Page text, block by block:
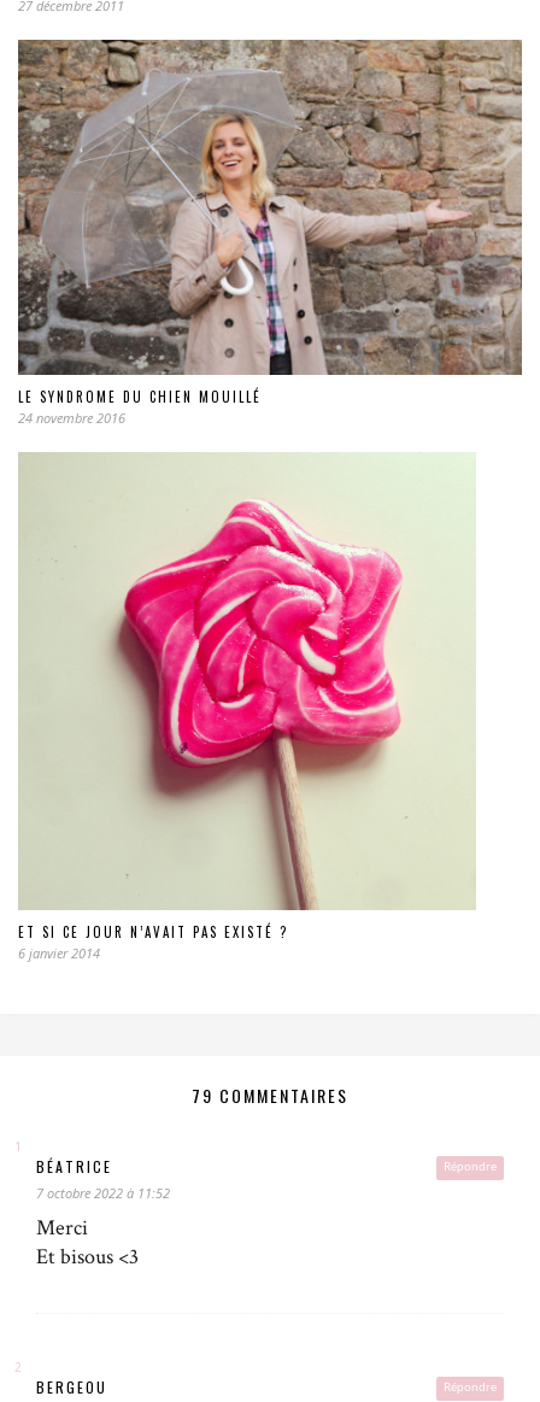
27 décembre 2011
LE SYNDROME DU CHIEN MOUILLÉ
24 novembre 2016
ET SI CE JOUR N’AVAIT PAS EXISTÉ ?
6 janvier 2014
79 COMMENTAIRES
Répondre
BÉATRICE
7 octobre 2022 à 11:52
Merci
Et bisous <3
Répondre
BERGEOU